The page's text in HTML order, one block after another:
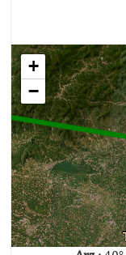
+
−